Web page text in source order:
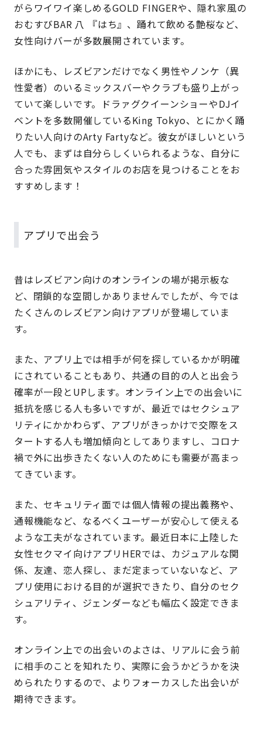
がらワイワイ楽しめるGOLD FINGERや、隠れ家風の
おむすびBAR 八 『はち』、踊れて飲める艶桜など、
女性向けバーが多数展開されています。
ほかにも、レズビアンだけでなく男性やノンケ（異
性愛者）のいるミックスバーやクラブも盛り上がっ
ていて楽しいです。ドラァグクイーンショーやDJイ
ベントを多数開催しているKing Tokyo、とにかく踊
りたい人向けのArty Fartyなど。彼女がほしいという
人でも、まずは自分らしくいられるような、自分に
合った雰囲気やスタイルのお店を見つけることをお
すすめします！
アプリで出会う
昔はレズビアン向けのオンラインの場が掲示板な
ど、閉鎖的な空間しかありませんでしたが、今では
たくさんのレズビアン向けアプリが登場していま
す。
また、アプリ上では相手が何を探しているかが明確
にされていることもあり、共通の目的の人と出会う
確率が一段とUPします。オンライン上での出会いに
抵抗を感じる人も多いですが、最近ではセクシュア
リティにかかわらず、アプリがきっかけで交際をス
タートする人も増加傾向としてありますし、コロナ
禍で外に出歩きたくない人のためにも需要が高まっ
てきています。
また、セキュリティ面では個人情報の提出義務や、
通報機能など、なるべくユーザーが安心して使える
ような工夫がなされています。最近日本に上陸した
女性セクマイ向けアプリHERでは、カジュアルな関
係、友達、恋人探し、まだ定まっていないなど、ア
プリ使用における目的が選択できたり、自分のセク
シュアリティ、ジェンダーなども幅広く設定できま
す。
オンライン上での出会いのよさは、リアルに会う前
に相手のことを知れたり、実際に会うかどうかを決
められたりするので、よりフォーカスした出会いが
期待できます。